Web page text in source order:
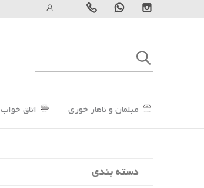
مبلمان و ناهار خوری اتاق خواب
دسته بندی